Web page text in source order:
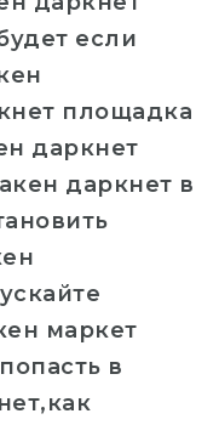
если
площадка
даркнет
даркнет в
маркет
в